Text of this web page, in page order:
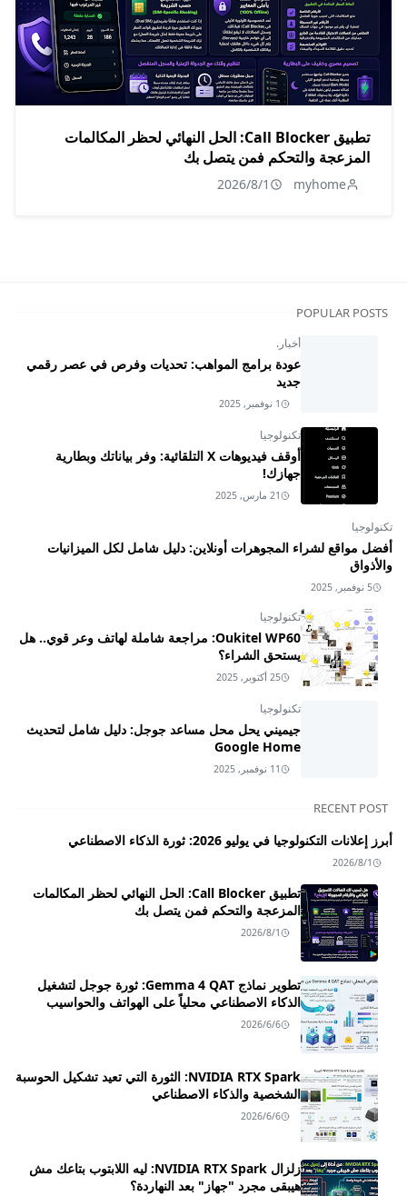
تطبيق Call Blocker: الحل النهائي لحظر المكالمات
المزعجة والتحكم فمن يتصل بك
myhome
2026/8/1
POPULAR POSTS
أخبار.
عودة برامج المواهب: تحديات وفرص في عصر رقمي
جديد
1 نوفمبر, 2025
تكنولوجيا
أوقف فيديوهات X التلقائية: وفر بياناتك وبطارية
جهازك!
21 مارس, 2025
تكنولوجيا
أفضل مواقع لشراء المجوهرات أونلاين: دليل شامل لكل الميزانيات
والأذواق
5 نوفمبر, 2025
تكنولوجيا
Oukitel WP60: مراجعة شاملة لهاتف وعر قوي.. هل
يستحق الشراء؟
25 أكتوبر, 2025
تكنولوجيا
جيميني يحل محل مساعد جوجل: دليل شامل لتحديث
Google Home
11 نوفمبر, 2025
RECENT POST
أبرز إعلانات التكنولوجيا في يوليو 2026: ثورة الذكاء الاصطناعي
2026/8/1
تطبيق Call Blocker: الحل النهائي لحظر المكالمات
المزعجة والتحكم فمن يتصل بك
2026/8/1
تطوير نماذج Gemma 4 QAT: ثورة جوجل لتشغيل
الذكاء الاصطناعي محلياً على الهواتف والحواسيب
2026/6/6
NVIDIA RTX Spark: الثورة التي تعيد تشكيل الحوسبة
الشخصية والذكاء الاصطناعي
2026/6/6
زلزال NVIDIA RTX Spark: ليه اللابتوب بتاعك مش
هيبقى مجرد "جهاز" بعد النهاردة؟